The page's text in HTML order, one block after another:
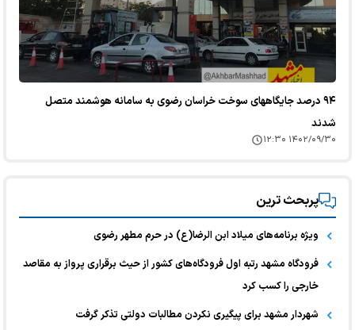
۹۴ درصد جایگاههای سوخت خراسان رضوی به سامانه هوشمند متصل
شدند
۱۴۰۲/۰۹/۳۰ ۱۲:۳۰
پربحث ترین
ویژه برنامه‌های میلاد ابن الرضا(ع) در حرم مطهر رضوی
فرودگاه مشهد رتبه‌ اول فرودگاه‌های کشور از حیث برقراری پرواز به مقاصد
خارجی را کسب کرد
شهردار مشهد برای پیگیری نکردن مطالبات دولتی تذکر گرفت